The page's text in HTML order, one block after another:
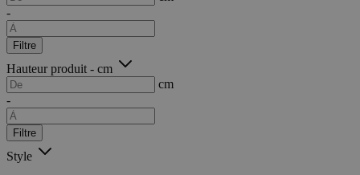
-
Filtre
Hauteur produit - cm
cm
-
Filtre
Style